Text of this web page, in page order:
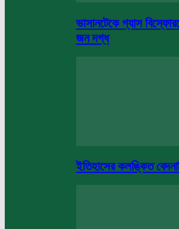
ভাসানটেকে গ্যাস
জন দগ্ধ
ইতিহাসের কলঙ্কিত